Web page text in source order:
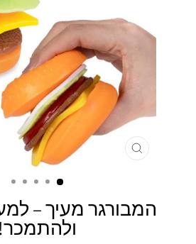
המבורגר מעיך –
ולהתמכר!
סגירה